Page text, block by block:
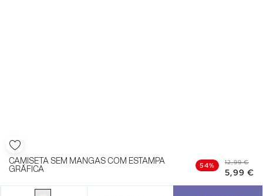
CAMISETA SEM MANGAS COM ESTAMPA
GRÁFICA
54% 12,99 €
5,99 €